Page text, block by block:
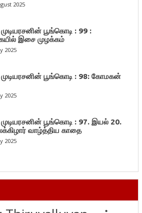
2025
பூங்கொடி : 99 :
இசை முழக்கம்
2025
பூங்கொடி : 98: கோமகன்
2025
பூங்கொடி : 97. இயல் 20.
வாழ்த்திய காதை
2025